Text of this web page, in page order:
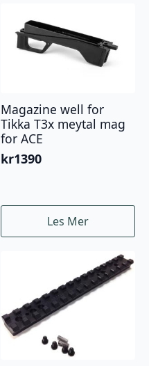
Magazine well for
Tikka T3x meytal mag
for ACE
kr1390
Les Mer